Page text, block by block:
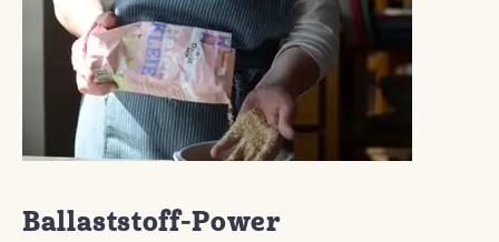
Ballaststoff-Power